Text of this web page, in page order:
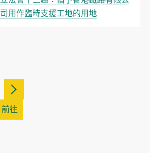
司用作臨時支援工地的用地
前往